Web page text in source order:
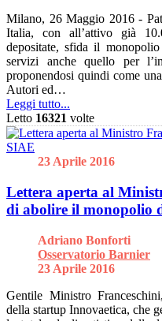
Milano, 26 Maggio 2016 -
Italia, con all’attivo già
depositate, sfida il
servizi anche quello per
proponendosi quindi come
Autori ed…
Leggi tutto...
Letto 16321 volte
23 Aprile 2016
Lettera aperta al
di abolire il monopolio
Adriano Bonforti
Osservatorio Barnier
23 Aprile 2016
Gentile Ministro
della startup Innovaetica, che